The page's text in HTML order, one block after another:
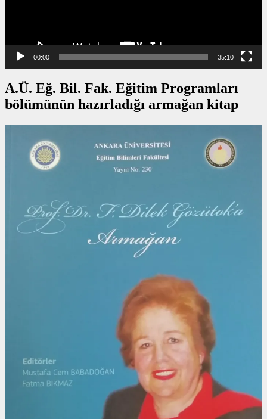
00:00 35:10
A.Ü. Eğ. Bil. Fak. Eğitim Programları
bölümünün hazırladığı armağan kitap